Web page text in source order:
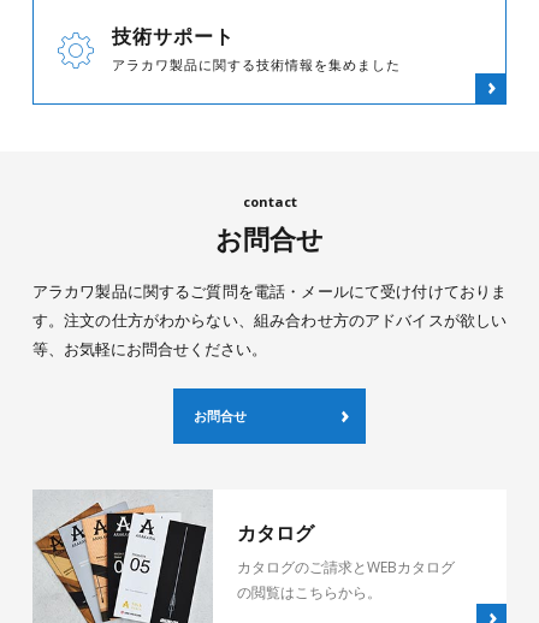
技術サポート
アラカワ製品に関する技術情報を集めました
お問合せ
アラカワ製品に関するご質問を電話・メールにて受け付けておりま
す。注文の仕方がわからない、組み合わせ方のアドバイスが欲しい
等、お気軽にお問合せください。
お問合せ
カタログ
カタログのご請求とWEBカタログ
の閲覧はこちらから。